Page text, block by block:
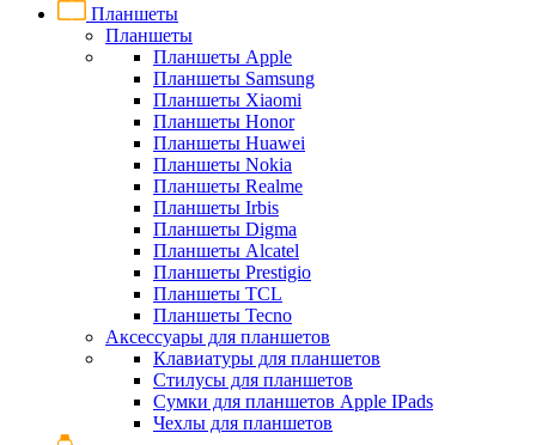
Планшеты
Планшеты
Планшеты Apple
Планшеты Samsung
Планшеты Xiaomi
Планшеты Honor
Планшеты Huawei
Планшеты Nokia
Планшеты Realme
Планшеты Irbis
Планшеты Digma
Планшеты Alcatel
Планшеты Prestigio
Планшеты TCL
Планшеты Tecno
Аксессуары для планшетов
Клавиатуры для планшетов
Стилусы для планшетов
Сумки для планшетов Apple IPads
Чехлы для планшетов